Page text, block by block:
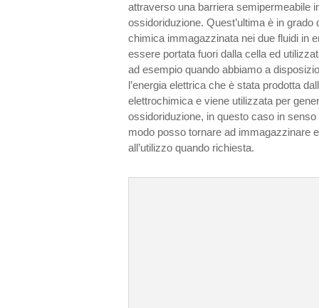
attraverso una barriera semipermeabile
ossidoriduzione. Quest’ultima è in grado
chimica immagazzinata nei due fluidi in
essere portata fuori dalla cella ed
ad esempio quando abbiamo a
l’energia elettrica che è stata prodotta
elettrochimica e viene utilizzata per
ossidoriduzione, in questo caso in
modo posso tornare ad immagazzinare
all’utilizzo quando richiesta.